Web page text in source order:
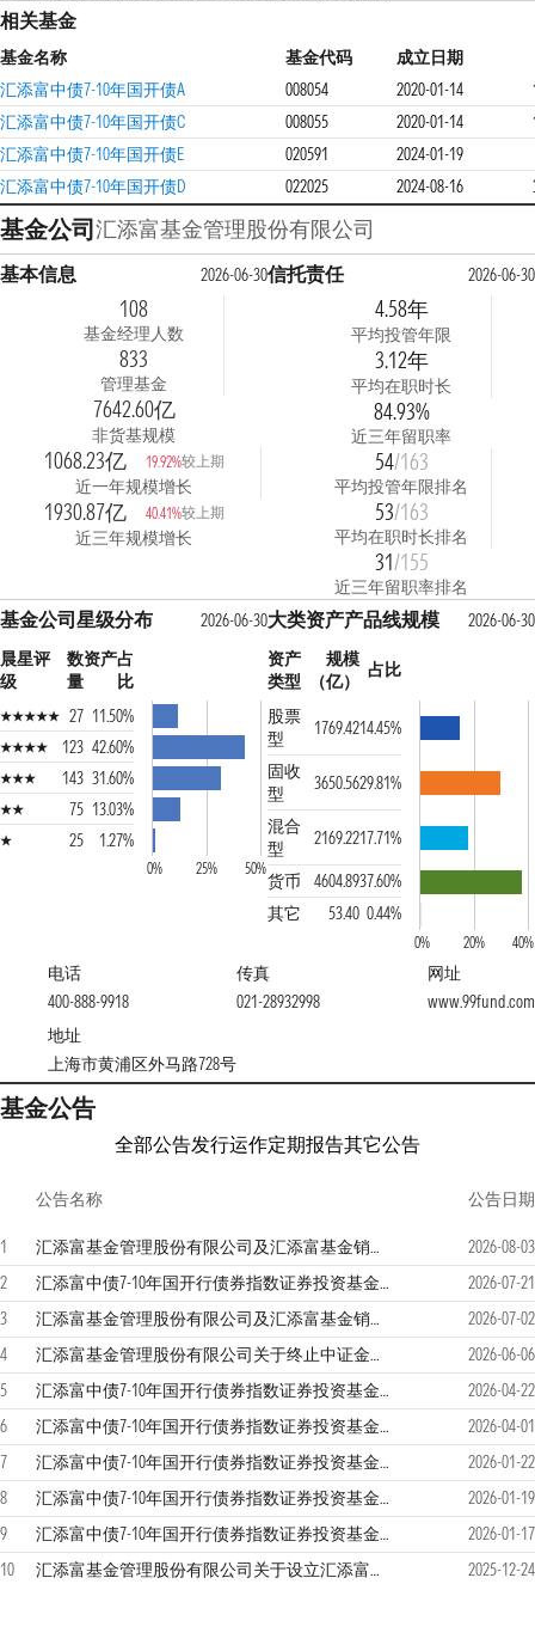
相关基金
基金名称 基金代码
成立日期
汇添富中债7-10年国开债A
008054 2020-01-14
汇添富中债7-10年国开债C
008055 2020-01-14
汇添富中债7-10年国开债E
020591
2024-01-19
汇添富中债7-10年国开债D
022025 2024-08-16
基金公司汇添富基金管理股份有限公司
基本信息 2026-06-30
108
基金经理人数
833
管理基金
7642.60亿
非货基规模
1068.23亿 19.92%较上期
近一年规模增长
1930.87亿 40.41%较上期
近三年规模增长
信托责任 2026-06-30
4.58年
平均投管年限
3.12年
平均在职时长
84.93%
近三年留职率
54/163
平均投管年限排名
53/163
平均在职时长排名
31/155
近三年留职率排名
基金公司星级分布
2026-06-30
晨星评
级
数
量
资产占
比
27 11.50%
123 42.60%
143 31.60%
75 13.03%
25
1.27%
0% 25% 50%
大类资产产品线规模
2026-06-30
资产
类型
规模
（亿）
占比
股票
型
1769.4214.45%
固收
型
3650.5629.81%
混合
型
2169.2217.71%
货币
4604.8937.60%
其它
53.40 0.44%
0% 20% 40%
电话
400-888-9918
传真
021-28932998
网址
www.99fund.com
地址
上海市黄浦区外马路728号
基金公告
全部公告发行运作定期报告其它公告
公告名称 公告日期
1 汇添富基金管理股份有限公司及汇添富基金销售（上海）有限公司关于零售直销业务迁移安排的联合提示性公告
2026-08-03
2
汇添富中债7-10年国开行债券指数证券投资基金2026年第2季度报告
2026-07-21
3
汇添富基金管理股份有限公司及汇添富基金销售（上海）有限公司关于零售直销业务迁移安排的联合提示性公告
2026-07-02
4
汇添富基金管理股份有限公司关于终止中证金牛（北京）基金销售有限公司办理本公司旗下基金销售业务的公告
2026-06-06
5
汇添富中债7-10年国开行债券指数证券投资基金2026年第1季度报告
2026-04-22
6
汇添富中债7-10年国开行债券指数证券投资基金2025年年度报告
2026-04-01
7
汇添富中债7-10年国开行债券指数证券投资基金2025年第4季度报告
2026-01-22
8
汇添富中债7-10年国开行债券指数证券投资基金D类份额更新基金产品资料概要(2026年01月16日更新)
2026-01-19
9
汇添富中债7-10年国开行债券指数证券投资基金更新招募说明书（2026年1月16日更新）
2026-01-17
10
汇添富基金管理股份有限公司关于设立汇添富基金销售（上海）有限公司的公告 2025-12-24